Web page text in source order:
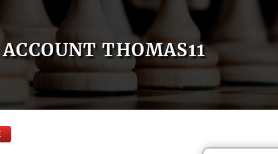
ACCOUNT THOMAS11